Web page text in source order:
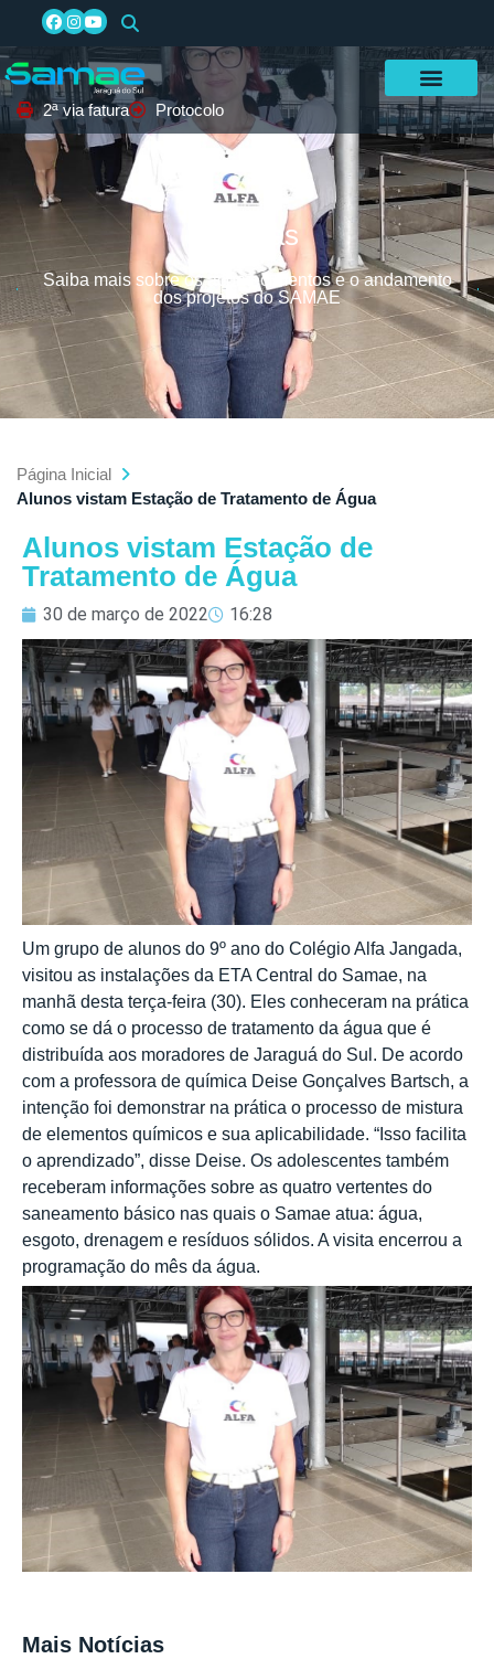
2ª via fatura Protocolo
Notícias
Saiba mais sobre os acontecimentos e o andamento
dos projetos do SAMAE
Página Inicial
Alunos vistam Estação de Tratamento de Água
Alunos vistam Estação de
Tratamento de Água
30 de março de 2022 16:28
Um grupo de alunos do 9º ano do Colégio Alfa Jangada,
visitou as instalações da ETA Central do Samae, na
manhã desta terça-feira (30). Eles conheceram na prática
como se dá o processo de tratamento da água que é
distribuída aos moradores de Jaraguá do Sul. De acordo
com a professora de química Deise Gonçalves Bartsch, a
intenção foi demonstrar na prática o processo de mistura
de elementos químicos e sua aplicabilidade. “Isso facilita
o aprendizado”, disse Deise. Os adolescentes também
receberam informações sobre as quatro vertentes do
saneamento básico nas quais o Samae atua: água,
esgoto, drenagem e resíduos sólidos. A visita encerrou a
programação do mês da água.
Mais Notícias